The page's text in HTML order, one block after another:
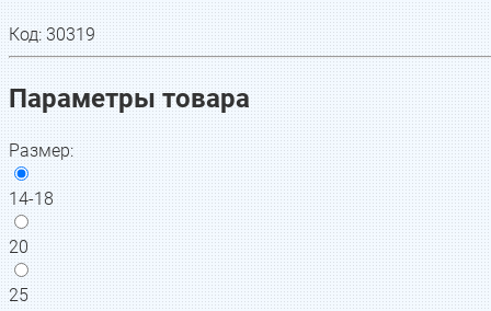
Код:30319
Параметры товара
Размер:
14-18
20
25